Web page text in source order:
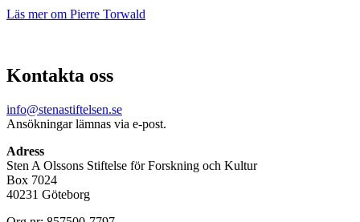
Läs mer om Pierre Torwald
Kontakta oss
info@stenastiftelsen.se
Ansökningar lämnas via e-post.
Adress
Sten A Olssons Stiftelse för Forskning och Kultur
Box 7024
40231 Göteborg